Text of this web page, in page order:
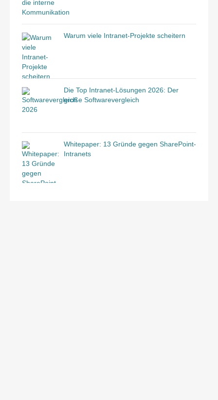
Warum viele Intranet-Projekte scheitern
Die Top Intranet-Lösungen 2026: Der
große Softwarevergleich
Whitepaper: 13 Gründe gegen SharePoint-
Intranets